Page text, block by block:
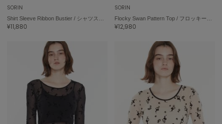
SORIN
¥11,880
SORIN
¥12,980